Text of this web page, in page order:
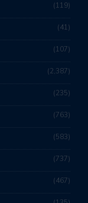
119
41
107
2,387
235
763
583
737
467